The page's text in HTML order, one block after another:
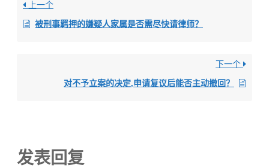
上一个
被刑事羁押的嫌疑人家属是否需尽快请律师？
下一个
对不予立案的决定,申请复议后能否主动撤回？
发表回复